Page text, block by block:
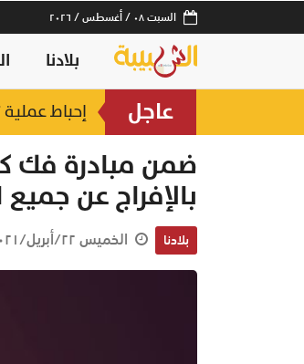
السبت ٠٨ / أغسطس / ٢٠٢٦
بلادنا
عاجل إحباط عملية تهريب
ضمن مبادرة فك
بالإفراج عن
بلادنا الخميس ٢٢/أبريل/٢٠٢١ ١٤:٤٢ م